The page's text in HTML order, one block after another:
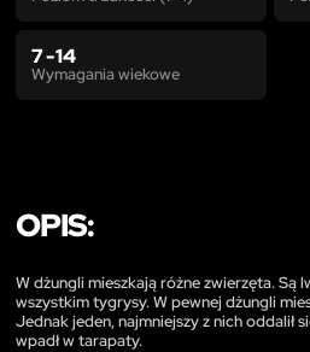
7 - 14
Wymagania wiekowe
OPIS:
W dżungli mieszkają różne zwierzęta. Są
wszystkim tygrysy. W pewnej dżungli
Jednak jeden, najmniejszy z nich oddalił
wpadł w tarapaty.